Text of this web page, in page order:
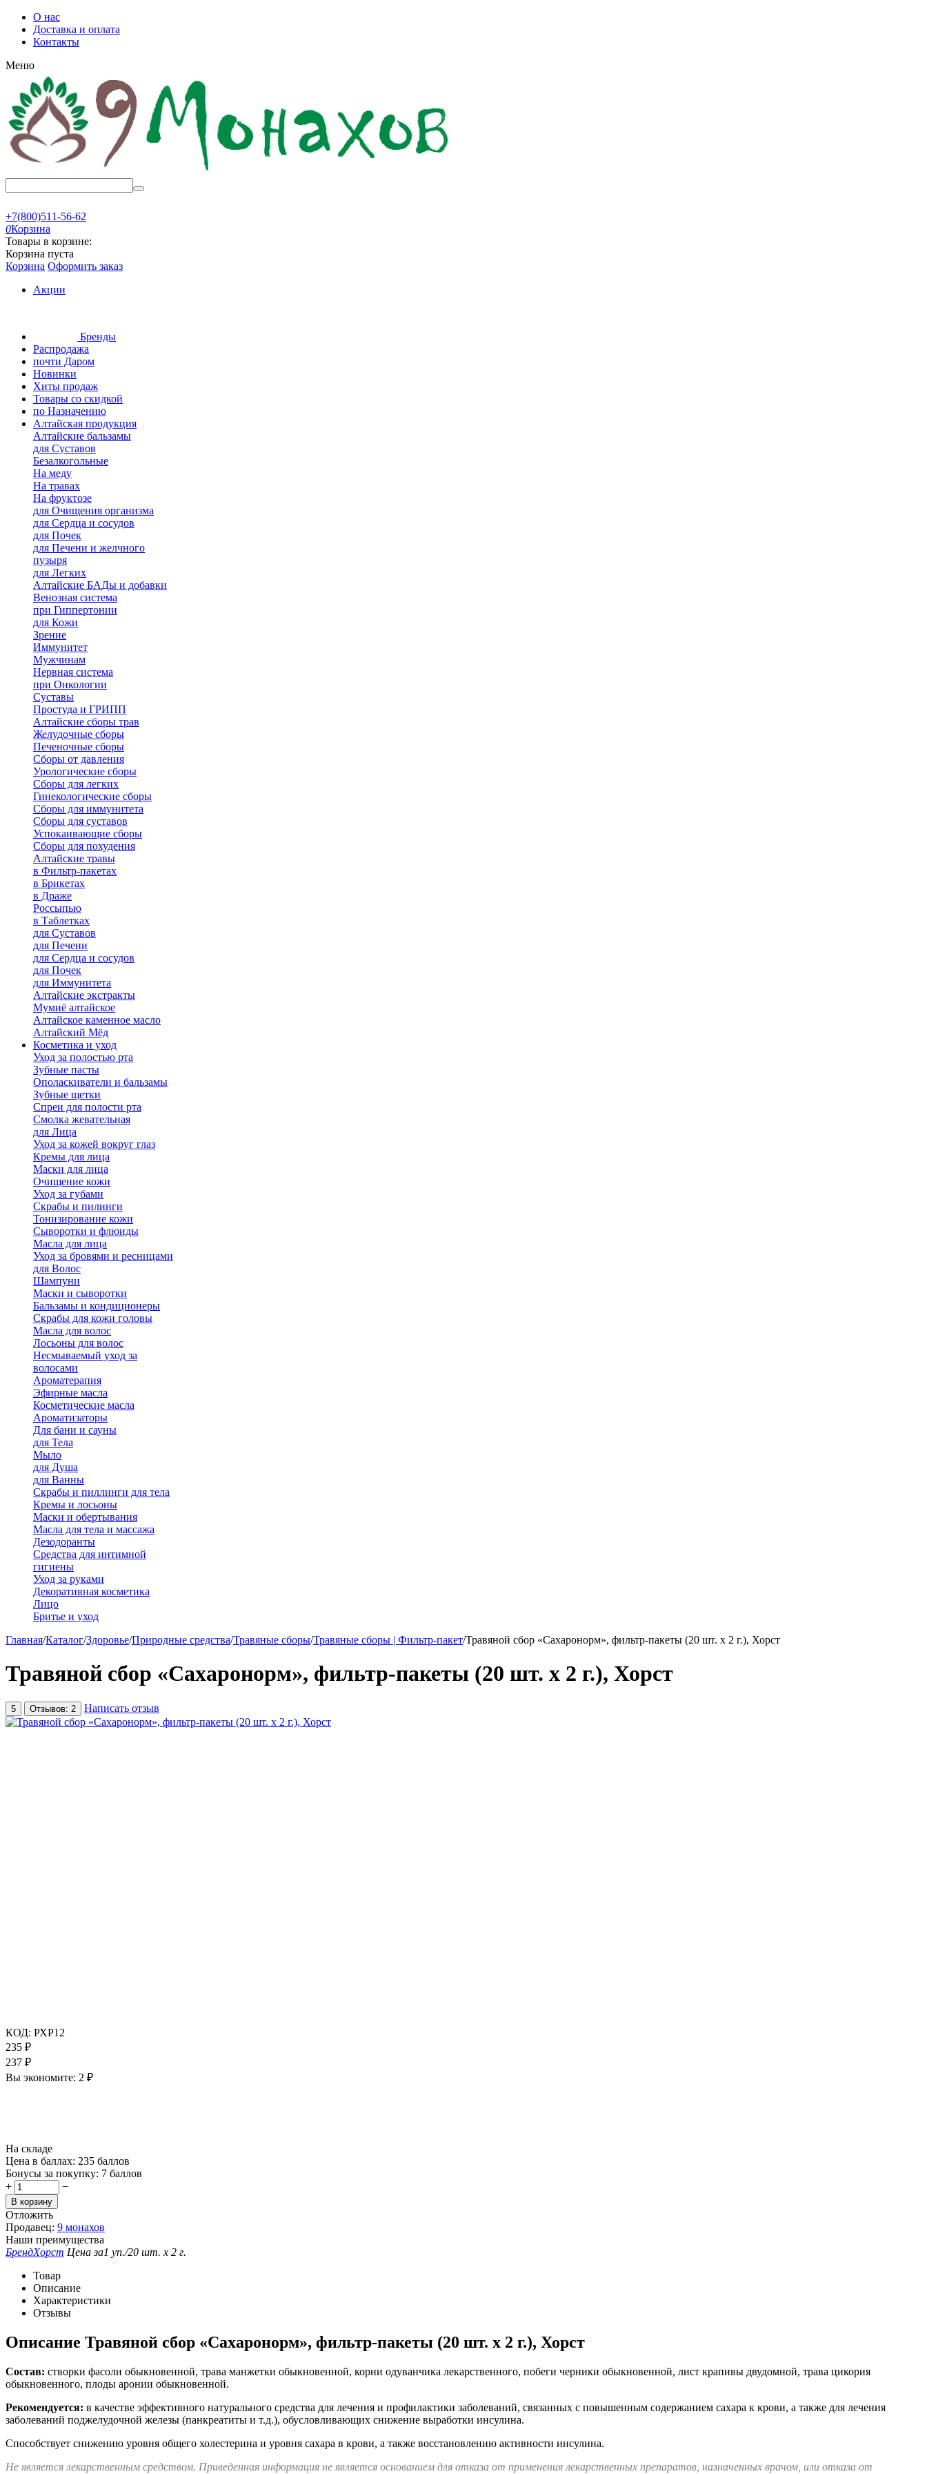
О нас
Доставка и оплата
Контакты
Меню
+7(800)511-56-62
0Корзина
Товары в корзине:
Корзина пуста
Корзина Оформить заказ
Акции
Бренды
Распродажа
почти Даром
Новинки
Хиты продаж
Товары со скидкой
по Назначению
Алтайская продукция
Алтайские бальзамы
для Суставов
Безалкогольные
На меду
На травах
На фруктозе
для Очищения организма
для Сердца и сосудов
для Почек
для Печени и желчного
пузыря
для Легких
Алтайские БАДы и добавки
Венозная система
при Гиппертонии
для Кожи
Зрение
Иммунитет
Мужчинам
Нервная система
при Онкологии
Суставы
Простуда и ГРИПП
Алтайские сборы трав
Желудочные сборы
Печеночные сборы
Сборы от давления
Урологические сборы
Сборы для легких
Гинекологические сборы
Сборы для иммунитета
Сборы для суставов
Успокаивающие сборы
Сборы для похудения
Алтайские травы
в Фильтр-пакетах
в Брикетах
в Драже
Россыпью
в Таблетках
для Cуставов
для Печени
для Сердца и сосудов
для Почек
для Иммунитета
Алтайские экстракты
Мумиё алтайское
Алтайское каменное масло
Алтайский Мёд
Косметика и уход
Уход за полостью рта
Зубные пасты
Ополаскиватели и бальзамы
Зубные щетки
Спреи для полости рта
Смолка жевательная
для Лица
Уход за кожей вокруг глаз
Кремы для лица
Маски для лица
Очищение кожи
Уход за губами
Скрабы и пилинги
Тонизирование кожи
Сыворотки и флюиды
Масла для лица
Уход за бровями и ресницами
для Волос
Шампуни
Маски и сыворотки
Бальзамы и кондиционеры
Скрабы для кожи головы
Масла для волос
Лосьоны для волос
Несмываемый уход за
волосами
Ароматерапия
Эфирные масла
Косметические масла
Ароматизаторы
Для бани и сауны
для Тела
Мыло
для Душа
для Ванны
Скрабы и пиллинги для тела
Кремы и лосьоны
Маски и обертывания
Масла для тела и массажа
Дезодоранты
Средства для интимной
гигиены
Уход за руками
Декоративная косметика
Лицо
Бритье и уход
Главная/Каталог/Здоровье/Природные средства/Травяные сборы/Травяные сборы | Фильтр-пакет/Травяной сбор «Сахаронорм», фильтр-пакеты (20 шт. х 2 г.), Хорст
Травяной сбор «Сахаронорм», фильтр-пакеты (20 шт. х 2 г.), Хорст
5 Отзывов: 2 Написать отзыв
КОД: РХР12
235 ₽
237 ₽
Вы экономите: 2 ₽
На складе
Цена в баллах: 235 баллов
Бонусы за покупку: 7 баллов
+
−
В корзину
Отложить
Продавец: 9 монахов
Наши преимущества
БрендХорст Цена за1 уп./20 шт. х 2 г.
Товар
Описание
Характеристики
Отзывы
Описание Травяной сбор «Сахаронорм», фильтр-пакеты (20 шт. х 2 г.), Хорст
Состав: створки фасоли обыкновенной, трава манжетки обыкновенной, корни одуванчика лекарственного, побеги черники обыкновенной, лист крапивы двудомной, трава цикория
обыкновенного, плоды аронии обыкновенной.
Рекомендуется: в качестве эффективного натурального средства для лечения и профилактики заболеваний, связанных с повышенным содержанием сахара к крови, а также для лечения
заболеваний поджелудочной железы (панкреатиты и т.д.), обусловливающих снижение выработки инсулина.
Способствует снижению уровня общего холестерина и уровня сахара в крови, а также восстановлению активности инсулина.
Не является лекарственным средством. Приведенная информация не является основанием для отказа от применения лекарственных препаратов, назначенных врачом, или отказа от